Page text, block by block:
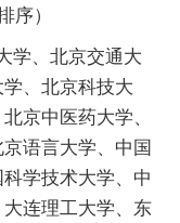
）
学、北京交通大
、北京科技大
京中医药大学、
语言大学、中国
学技术大学、中
连理工大学、东